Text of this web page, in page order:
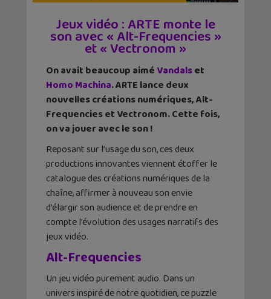
Jeux vidéo : ARTE monte le
son avec « Alt-Frequencies »
et « Vectronom »
On avait beaucoup aimé Vandalset
Homo Machina. ARTE lance deux
nouvelles créations numériques, Alt-
Frequencies et Vectronom. Cette fois,
on va jouer avec le son !
Reposant sur l’usage du son, ces deux
productions innovantes viennent étoffer le
catalogue des créations numériques de la
chaîne, affirmer à nouveau son envie
d’élargir son audience et de prendre en
compte l’évolution des usages narratifs des
jeux vidéo.
Alt-Frequencies
Un jeu vidéo purement audio. Dans un
univers inspiré de notre quotidien, ce puzzle